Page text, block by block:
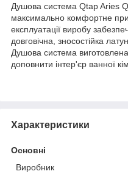
Душова система Qtap Aries
максимально комфортне
експлуатації виробу
довговічна, зносостійка
Душова система
доповнити інтер'єр ванної
Характеристики
Основні
Виробник